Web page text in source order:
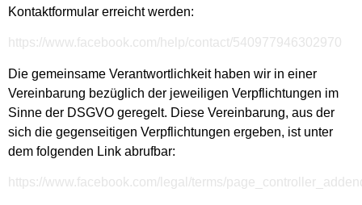
Kontaktformular erreicht werden:
https://www.facebook.com/help/contact/540977946302970
Die gemeinsame Verantwortlichkeit haben wir in einer
Vereinbarung bezüglich der jeweiligen Verpflichtungen im
Sinne der DSGVO geregelt. Diese Vereinbarung, aus der
sich die gegenseitigen Verpflichtungen ergeben, ist unter
dem folgenden Link abrufbar:
https://www.facebook.com/legal/terms/